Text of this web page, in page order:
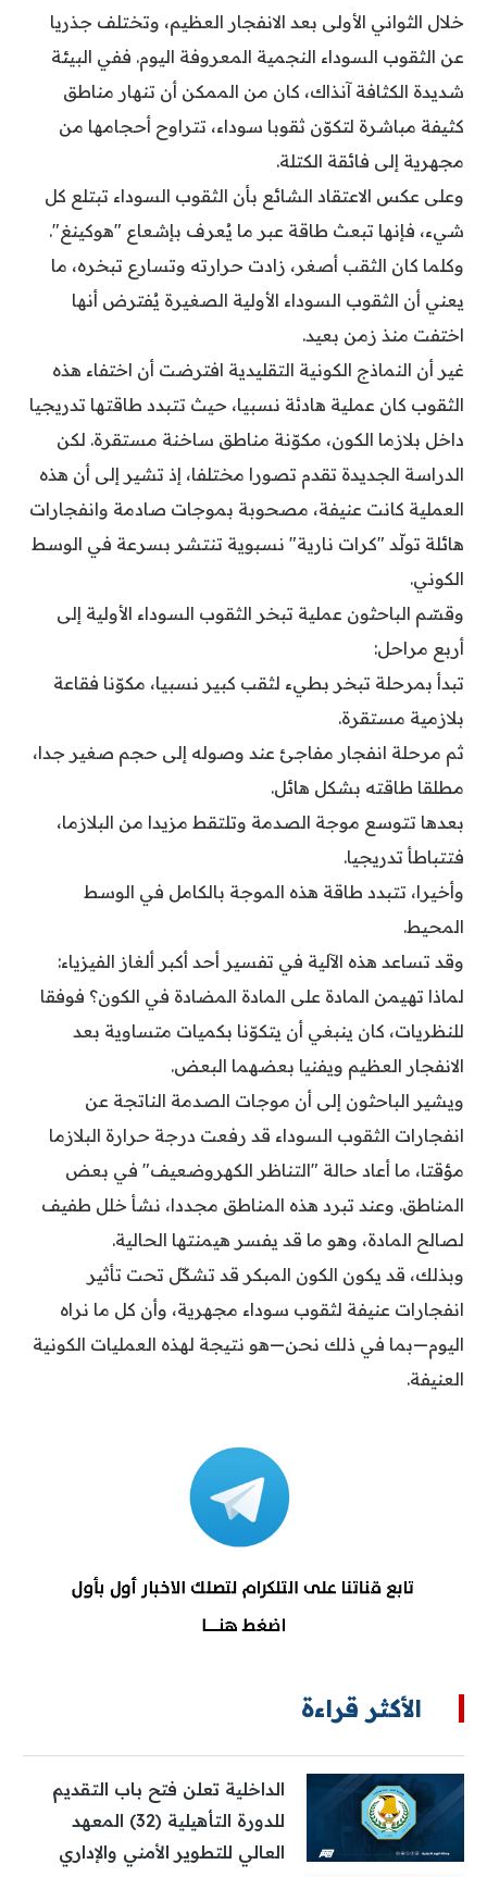
خلال الثواني الأولى بعد الانفجار العظيم، وتختلف جذريا
عن الثقوب السوداء النجمية المعروفة اليوم. ففي البيئة
شديدة الكثافة آنذاك، كان من الممكن أن تنهار مناطق
كثيفة مباشرة لتكوّن ثقوبا سوداء، تتراوح أحجامها من
مجهرية إلى فائقة الكتلة.
وعلى عكس الاعتقاد الشائع بأن الثقوب السوداء تبتلع كل
شيء، فإنها تبعث طاقة عبر ما يُعرف بإشعاع "هوكينغ".
وكلما كان الثقب أصغر، زادت حرارته وتسارع تبخره، ما
يعني أن الثقوب السوداء الأولية الصغيرة يُفترض أنها
اختفت منذ زمن بعيد.
غير أن النماذج الكونية التقليدية افترضت أن اختفاء هذه
الثقوب كان عملية هادئة نسبيا، حيث تتبدد طاقتها تدريجيا
داخل بلازما الكون، مكوّنة مناطق ساخنة مستقرة. لكن
الدراسة الجديدة تقدم تصورا مختلفا، إذ تشير إلى أن هذه
العملية كانت عنيفة، مصحوبة بموجات صادمة وانفجارات
هائلة تولّد "كرات نارية" نسبوية تنتشر بسرعة في الوسط
الكوني.
وقسّم الباحثون عملية تبخر الثقوب السوداء الأولية إلى
أربع مراحل:
تبدأ بمرحلة تبخر بطيء لثقب كبير نسبيا، مكوّنا فقاعة
بلازمية مستقرة.
ثم مرحلة انفجار مفاجئ عند وصوله إلى حجم صغير جدا،
مطلقا طاقته بشكل هائل.
بعدها تتوسع موجة الصدمة وتلتقط مزيدا من البلازما،
فتتباطأ تدريجيا.
وأخيرا، تتبدد طاقة هذه الموجة بالكامل في الوسط
المحيط.
وقد تساعد هذه الآلية في تفسير أحد أكبر ألغاز الفيزياء:
لماذا تهيمن المادة على المادة المضادة في الكون؟ فوفقا
للنظريات، كان ينبغي أن يتكوّنا بكميات متساوية بعد
الانفجار العظيم ويفنيا بعضهما البعض.
ويشير الباحثون إلى أن موجات الصدمة الناتجة عن
انفجارات الثقوب السوداء قد رفعت درجة حرارة البلازما
مؤقتا، ما أعاد حالة "التناظر الكهروضعيف" في بعض
المناطق. وعند تبرد هذه المناطق مجددا، نشأ خلل طفيف
لصالح المادة، وهو ما قد يفسر هيمنتها الحالية.
وبذلك، قد يكون الكون المبكر قد تشكّل تحت تأثير
انفجارات عنيفة لثقوب سوداء مجهرية، وأن كل ما نراه
اليوم—بما في ذلك نحن—هو نتيجة لهذه العمليات الكونية
العنيفة.
الأكثر قراءة
الداخلية تعلن فتح باب التقديم
للدورة التأهيلية (32) المعهد
العالي للتطوير الأمني والإداري